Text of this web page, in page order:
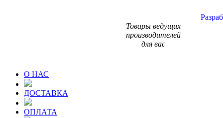
Товары ведущих
производителей
для вас
О НАС
ДОСТАВКА
ОПЛАТА